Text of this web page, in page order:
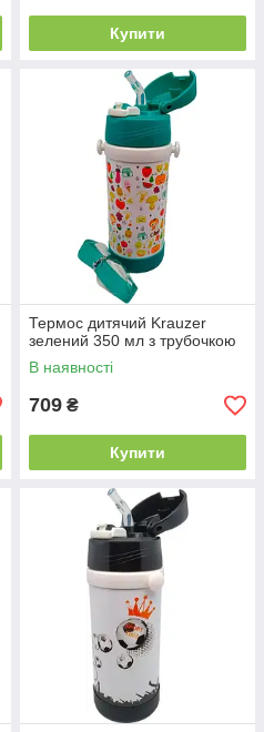
Купити
Термос дитячий Krauzer
зелений 350 мл з трубочкою
В наявності
709 ₴
Купити